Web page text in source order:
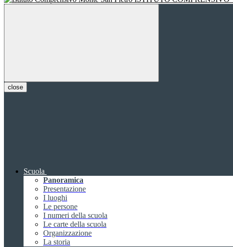
close
Scuola
Panoramica
Presentazione
I luoghi
Le persone
I numeri della scuola
Le carte della scuola
Organizzazione
La storia